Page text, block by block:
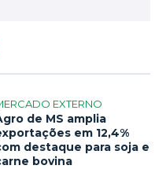
EXTERNO
de MS amplia
em 12,4%
destaque para soja e
bovina